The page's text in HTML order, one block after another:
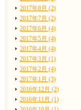
2017年8月 (2)
2017年7月 (2)
2017年6月 (4)
2017年5月 (4)
2017年4月 (4)
2017年3月 (1)
2017年2月 (4)
2017年1月 (3)
2016年12月 (2)
2016年11月 (1)